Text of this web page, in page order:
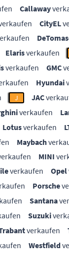
Callaway
CityEL
Elarisverkaufen
verkaufen GMC
Hyundai
J JAC
verkaufen
Lotusverkaufen
Maybach
MINI
verkaufen Opel
Porsche
Santana
Suzuki
verkaufen
Westfield